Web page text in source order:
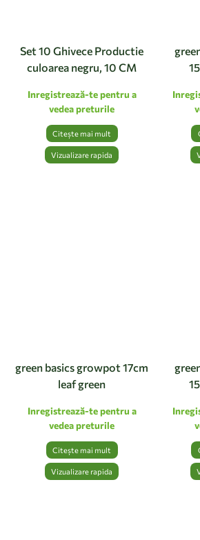
Set 10 Ghivece Productie
culoarea negru, 10 CM
Inregistrează-te pentru a
vedea preturile
Citește mai mult
Vizualizare rapida
green basics growpot 17cm
leaf green
Inregistrează-te pentru a
vedea preturile
Citește mai mult
Vizualizare rapida